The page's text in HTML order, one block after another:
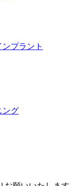
ンプラント
ング